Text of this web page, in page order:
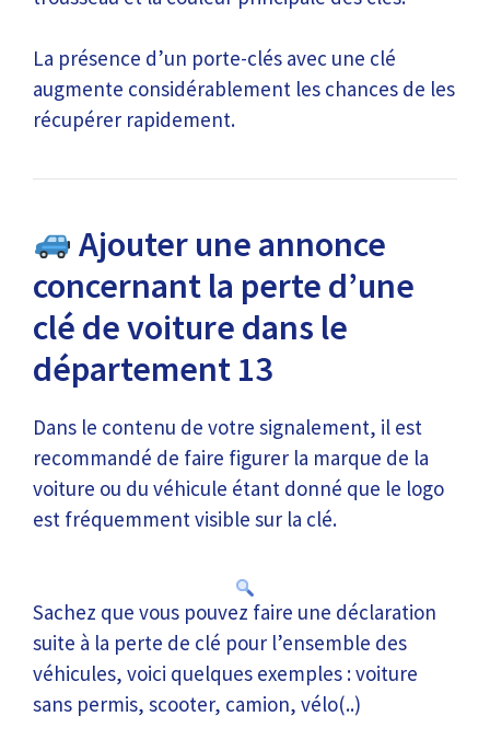
La présence d’un porte-clés avec une clé
augmente considérablement les chances de les
récupérer rapidement.
Ajouter une annonce
concernant la perte d’une
clé de voiture dans le
département 13
Dans le contenu de votre signalement, il est
recommandé de faire figurer la marque de la
voiture ou du véhicule étant donné que le logo
est fréquemment visible sur la clé.
Sachez que vous pouvez faire une déclaration
suite à la perte de clé pour l’ensemble des
véhicules, voici quelques exemples : voiture
sans permis, scooter, camion, vélo(..)